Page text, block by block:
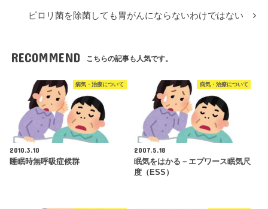
ピロリ菌を除菌しても胃がんにならないわけではない
RECOMMEND こちらの記事も人気です。
病気・治療について
2010.3.10
睡眠時無呼吸症候群
病気・治療について
2007.5.18
眠気をはかる－エプワース眠気尺
度（ESS）